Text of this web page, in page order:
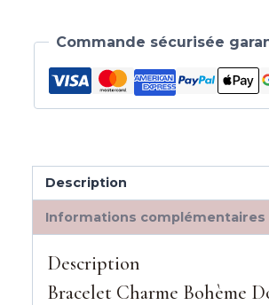
Commande sécurisée
Description
Informations complémentaires
Description
Bracelet Charme Bohème